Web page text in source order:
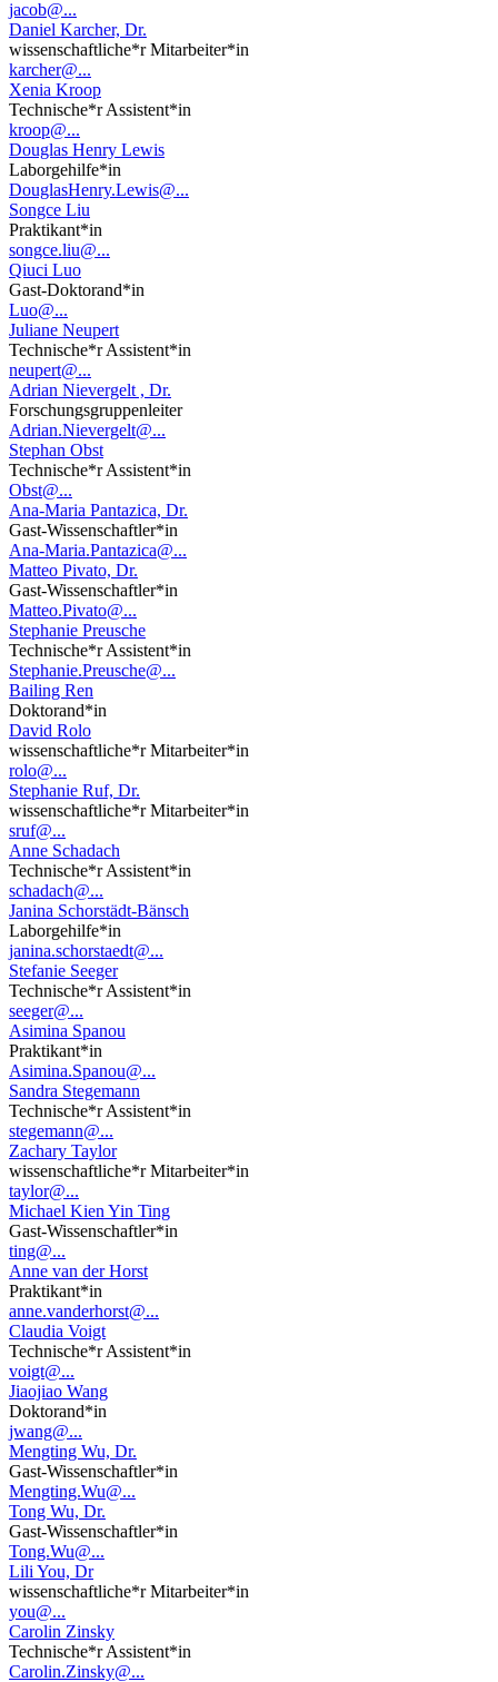
jacob@...
Daniel Karcher, Dr.
wissenschaftliche*r Mitarbeiter*in
karcher@...
Xenia Kroop
Technische*r Assistent*in
kroop@...
Douglas Henry Lewis
Laborgehilfe*in
DouglasHenry.Lewis@...
Songce Liu
Praktikant*in
songce.liu@...
Qiuci Luo
Gast-Doktorand*in
Luo@...
Juliane Neupert
Technische*r Assistent*in
neupert@...
Adrian Nievergelt , Dr.
Forschungsgruppenleiter
Adrian.Nievergelt@...
Stephan Obst
Technische*r Assistent*in
Obst@...
Ana-Maria Pantazica, Dr.
Gast-Wissenschaftler*in
Ana-Maria.Pantazica@...
Matteo Pivato, Dr.
Gast-Wissenschaftler*in
Matteo.Pivato@...
Stephanie Preusche
Technische*r Assistent*in
Stephanie.Preusche@...
Bailing Ren
Doktorand*in
David Rolo
wissenschaftliche*r Mitarbeiter*in
rolo@...
Stephanie Ruf, Dr.
wissenschaftliche*r Mitarbeiter*in
sruf@...
Anne Schadach
Technische*r Assistent*in
schadach@...
Janina Schorstädt-Bänsch
Laborgehilfe*in
janina.schorstaedt@...
Stefanie Seeger
Technische*r Assistent*in
seeger@...
Asimina Spanou
Praktikant*in
Asimina.Spanou@...
Sandra Stegemann
Technische*r Assistent*in
stegemann@...
Zachary Taylor
wissenschaftliche*r Mitarbeiter*in
taylor@...
Michael Kien Yin Ting
Gast-Wissenschaftler*in
ting@...
Anne van der Horst
Praktikant*in
anne.vanderhorst@...
Claudia Voigt
Technische*r Assistent*in
voigt@...
Jiaojiao Wang
Doktorand*in
jwang@...
Mengting Wu, Dr.
Gast-Wissenschaftler*in
Mengting.Wu@...
Tong Wu, Dr.
Gast-Wissenschaftler*in
Tong.Wu@...
Lili You, Dr
wissenschaftliche*r Mitarbeiter*in
you@...
Carolin Zinsky
Technische*r Assistent*in
Carolin.Zinsky@...